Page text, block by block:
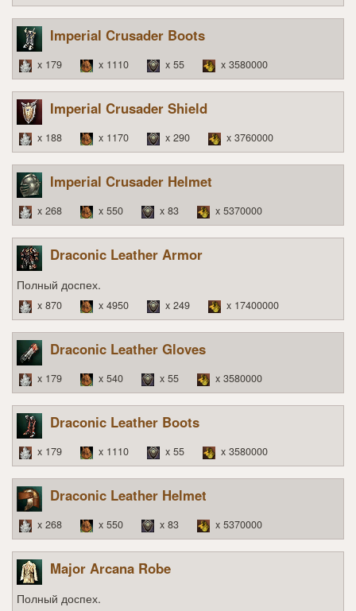
Imperial Crusader Boots
x 179 x 1110 x 55 x 3580000
Imperial Crusader Shield
x 188 x 1170 x 290 x 3760000
Imperial Crusader Helmet
x 268 x 550 x 83 x 5370000
Draconic Leather Armor
Полный доспех.
x 870 x 4950 x 249 x 17400000
Draconic Leather Gloves
x 179 x 540 x 55 x 3580000
Draconic Leather Boots
x 179 x 1110 x 55 x 3580000
Draconic Leather Helmet
x 268 x 550 x 83 x 5370000
Major Arcana Robe
Полный доспех.